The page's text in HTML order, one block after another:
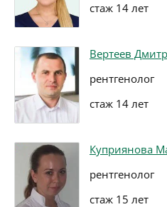
стаж 14 лет
Вертеев
рентгенолог
стаж 14 лет
Куприянова
рентгенолог
стаж 15 лет